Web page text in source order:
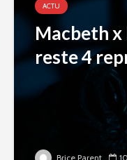
ACTU
Macbeth x
reste 4
Brice Parent